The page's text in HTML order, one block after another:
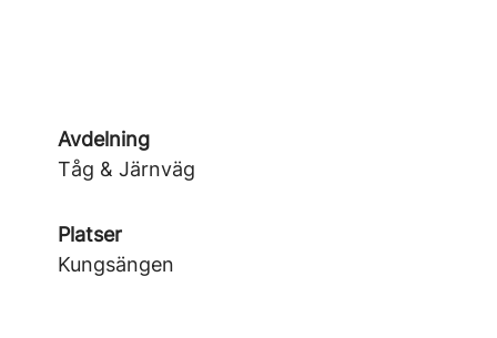
Avdelning
Tåg & Järnväg
Platser
Kungsängen